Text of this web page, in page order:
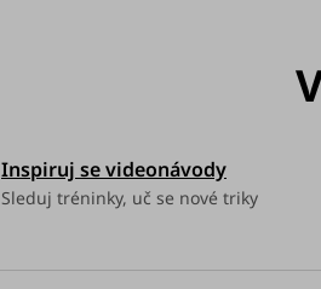
Inspiruj se videonávody
Sleduj tréninky, uč se nové triky